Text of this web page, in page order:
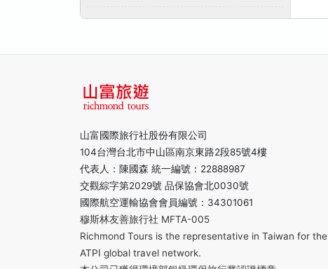
山富國際旅行社股份有限公司
104台灣台北市中山區南京東路2段85號4樓
代表人：陳國森 統一編號：22888987
交觀綜字第2029號 品保協會北0030號
國際航空運輸協會會員編號：34301061
穆斯林友善旅行社 MFTA-005
Richmond Tours is the representative in Taiwan for the
ATPI global travel network.